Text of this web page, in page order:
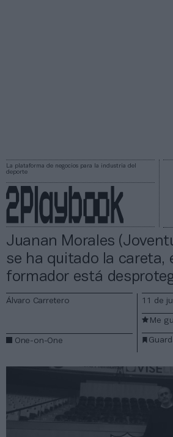
La plataforma de negocios para la industria del
deporte
Juanan Morales
se ha quitado la careta,
formador está
Álvaro Carretero
One-on-One
11 de
Me